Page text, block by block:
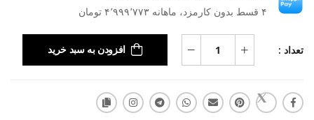
۴ قسط بدون کارمزد، ماهانه ۴٬۹۹۹٬۷۷۳ تومان
تعداد : افزودن به سبد خرید